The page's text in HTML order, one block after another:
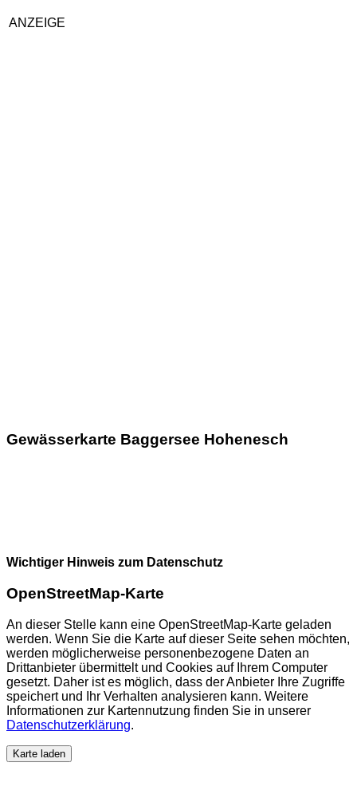
ANZEIGE
Gewässerkarte Baggersee Hohenesch
Wichtiger Hinweis zum Datenschutz
OpenStreetMap-Karte
An dieser Stelle kann eine OpenStreetMap-Karte geladen
werden. Wenn Sie die Karte auf dieser Seite sehen möchten,
werden möglicherweise personenbezogene Daten an
Drittanbieter übermittelt und Cookies auf Ihrem Computer
gesetzt. Daher ist es möglich, dass der Anbieter Ihre Zugriffe
speichert und Ihr Verhalten analysieren kann. Weitere
Informationen zur Kartennutzung finden Sie in unserer
Datenschutzerklärung.
Karte laden